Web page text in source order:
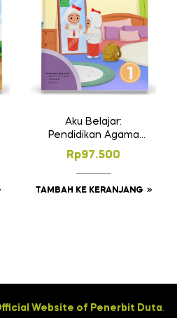
Aku Belajar:
Pendidikan Agama
Islam dan Budi
Pekerti SD Kelas 1
Rp97.500
TAMBAH KE KERANJANG
Website of Penerbit Duta.